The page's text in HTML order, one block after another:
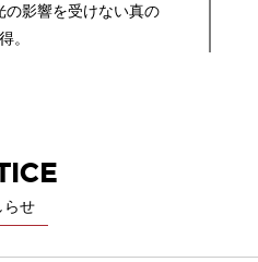
の影響を受けない真の
。
らせ